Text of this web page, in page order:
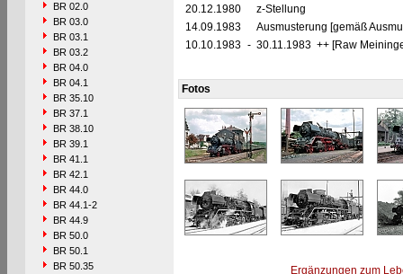
BR 02.0
BR 03.0
BR 03.1
BR 03.2
BR 04.0
BR 04.1
BR 35.10
BR 37.1
BR 38.10
BR 39.1
BR 41.1
BR 42.1
BR 44.0
BR 44.1-2
BR 44.9
BR 50.0
BR 50.1
BR 50.35
20.12.1980
z-Stellung
14.09.1983
Ausmusterung [gemäß
10.10.1983 - 30.11.1983 ++ [Raw
Fotos
Ergänzungen zum